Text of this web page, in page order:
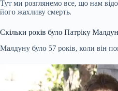
Тут ми розглянемо все, що нам
його жахливу смерть.
Скільки років було Патріку
Малдуну було 57 років, коли він